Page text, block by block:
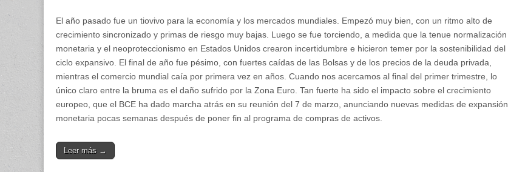
El año pasado fue un tiovivo para la economía y los mercados mundiales. Empezó muy bien, con un ritmo alto de
crecimiento sincronizado y primas de riesgo muy bajas. Luego se fue torciendo, a medida que la tenue normalización
monetaria y el neoproteccionismo en Estados Unidos crearon incertidumbre e hicieron temer por la sostenibilidad del
ciclo expansivo. El final de año fue pésimo, con fuertes caídas de las Bolsas y de los precios de la deuda privada,
mientras el comercio mundial caía por primera vez en años. Cuando nos acercamos al final del primer trimestre, lo
único claro entre la bruma es el daño sufrido por la Zona Euro. Tan fuerte ha sido el impacto sobre el crecimiento
europeo, que el BCE ha dado marcha atrás en su reunión del 7 de marzo, anunciando nuevas medidas de expansión
monetaria pocas semanas después de poner fin al programa de compras de activos.
Leer más →